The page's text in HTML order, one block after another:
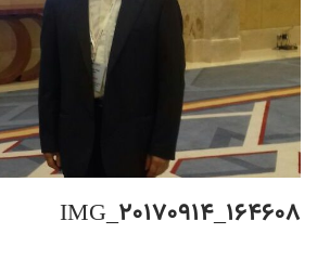
IMG_20170914_164608